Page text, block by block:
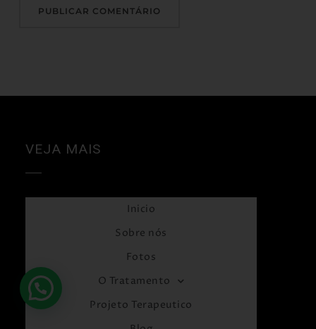
VEJA MAIS
Inicio
Sobre nós
Fotos
O Tratamento
Projeto Terapeutico